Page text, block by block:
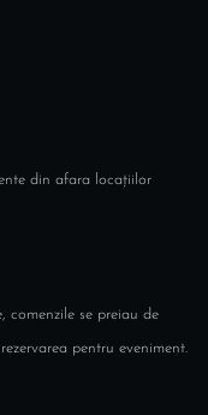
din afara locațiilor
comenzile se preiau de
pentru eveniment.